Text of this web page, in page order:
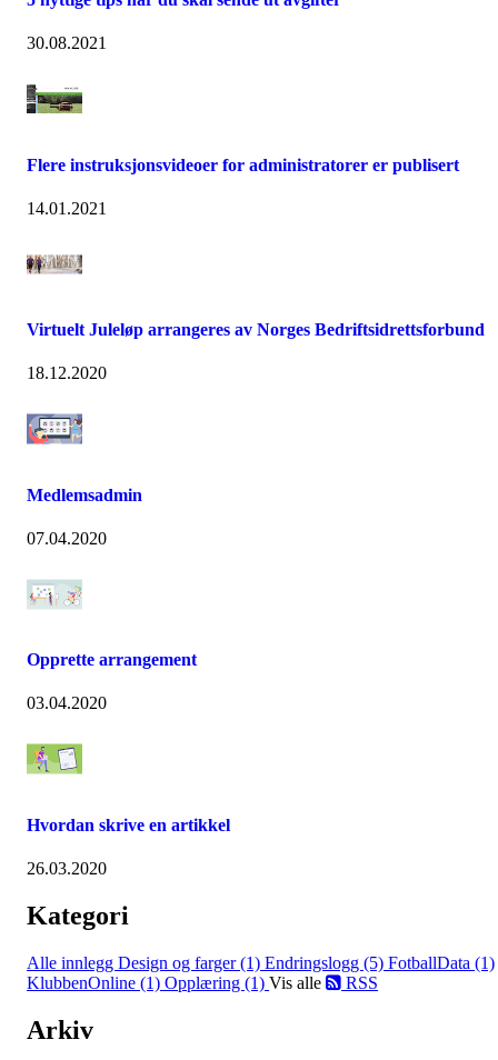
30.08.2021
Flere instruksjonsvideoer for administratorer er publisert
14.01.2021
Virtuelt Juleløp arrangeres av Norges Bedriftsidrettsforbund
18.12.2020
Medlemsadmin
07.04.2020
Opprette arrangement
03.04.2020
Hvordan skrive en artikkel
26.03.2020
Kategori
Alle innlegg Design og farger (1) Endringslogg (5) FotballData (1)
KlubbenOnline (1) Opplæring (1) Vis alle RSS
Arkiv